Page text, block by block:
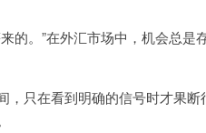
的。”在外汇市场中，机会总
只在看到明确的信号时才果